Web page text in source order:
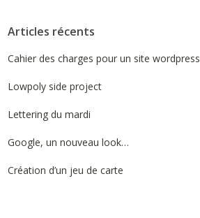
Articles récents
Cahier des charges pour un site wordpress
Lowpoly side project
Lettering du mardi
Google, un nouveau look…
Création d’un jeu de carte